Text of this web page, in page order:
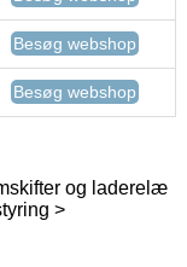
Besøg webshop
Besøg webshop
og laderelæ
>